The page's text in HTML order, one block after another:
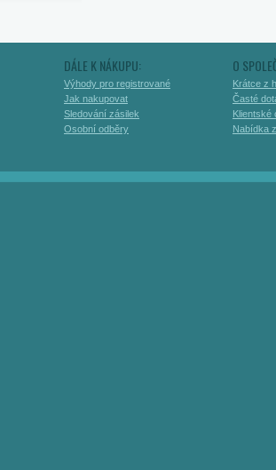
DÁLE K NÁKUPU:
Výhody pro registrované
Jak nakupovat
Sledování zásilek
Osobní odběry
O
Krátce z
Časté
Klientské
Nabídka